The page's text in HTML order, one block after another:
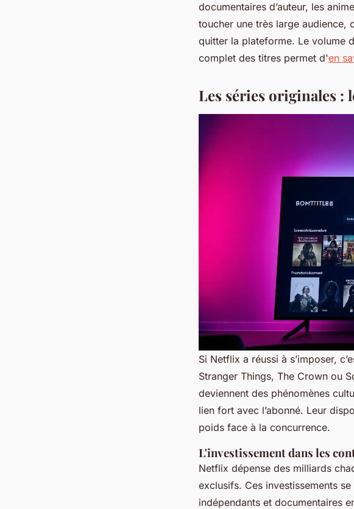
documentaires d’auteur, les
toucher une très large audience,
quitter la plateforme. Le volume
complet des titres permet d'en
Les séries originales :
Si Netflix a réussi à s’imposer,
Stranger Things, The Crown ou
deviennent des phénomènes
lien fort avec l’abonné. Leur
poids face à la concurrence.
L'investissement dans les
Netflix dépense des milliards
exclusifs. Ces investissements
indépendants et documentaires